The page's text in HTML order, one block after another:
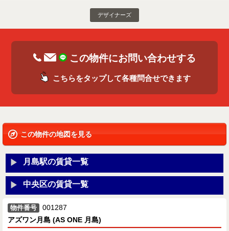
デザイナーズ
この物件にお問い合わせする
こちらをタップして各種問合せできます
この物件の地図を見る
月島駅の賃貸一覧
中央区の賃貸一覧
物件番号
001287
アズワン月島 (AS ONE 月島)